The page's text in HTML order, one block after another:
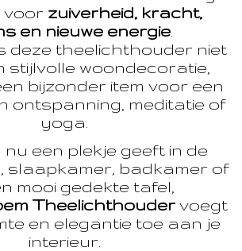
voor zuiverheid, kracht,
en nieuwe energie
deze theelichthouder niet
stijlvolle woondecoratie,
bijzonder item voor een
ontspanning, meditatie of
yoga.
nu een plekje geeft in de
slaapkamer, badkamer of
mooi gedekte tafel,
Theelichthoudervoegt
en elegantie toe aan je
interieur.